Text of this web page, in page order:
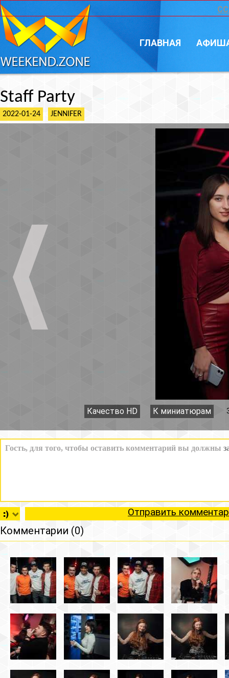
ГЛАВНАЯ
Staff Party
2022-01-24 JENNIFER
Качество HD К миниатюрам
Отправить
Комментарии (0)